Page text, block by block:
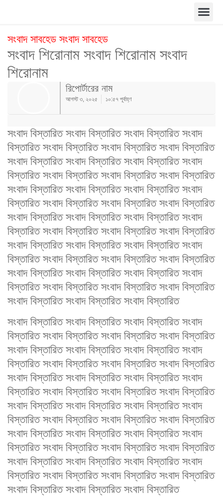
সংবাদ সাবহেড সংবাদ সাবহেড
সংবাদ শিরোনাম সংবাদ শিরোনাম সংবাদ
শিরোনাম
রিপোর্টারের নাম
আগস্ট ৩, ২০২৫ ১০:৫৭ পূর্বাহ্ণ
সংবাদ বিস্তারিত সংবাদ বিস্তারিত সংবাদ বিস্তারিত সংবাদ
বিস্তারিত সংবাদ বিস্তারিত সংবাদ বিস্তারিত সংবাদ বিস্তারিত
সংবাদ বিস্তারিত সংবাদ বিস্তারিত সংবাদ বিস্তারিত সংবাদ
বিস্তারিত সংবাদ বিস্তারিত সংবাদ বিস্তারিত সংবাদ বিস্তারিত
সংবাদ বিস্তারিত সংবাদ বিস্তারিত সংবাদ বিস্তারিত সংবাদ
বিস্তারিত সংবাদ বিস্তারিত সংবাদ বিস্তারিত সংবাদ বিস্তারিত
সংবাদ বিস্তারিত সংবাদ বিস্তারিত সংবাদ বিস্তারিত সংবাদ
বিস্তারিত সংবাদ বিস্তারিত সংবাদ বিস্তারিত সংবাদ বিস্তারিত
সংবাদ বিস্তারিত সংবাদ বিস্তারিত সংবাদ বিস্তারিত সংবাদ
বিস্তারিত সংবাদ বিস্তারিত সংবাদ বিস্তারিত সংবাদ বিস্তারিত
সংবাদ বিস্তারিত সংবাদ বিস্তারিত সংবাদ বিস্তারিত সংবাদ
বিস্তারিত সংবাদ বিস্তারিত সংবাদ বিস্তারিত সংবাদ বিস্তারিত
সংবাদ বিস্তারিত সংবাদ বিস্তারিত সংবাদ বিস্তারিত
সংবাদ বিস্তারিত সংবাদ বিস্তারিত সংবাদ বিস্তারিত সংবাদ
বিস্তারিত সংবাদ বিস্তারিত সংবাদ বিস্তারিত সংবাদ বিস্তারিত
সংবাদ বিস্তারিত সংবাদ বিস্তারিত সংবাদ বিস্তারিত সংবাদ
বিস্তারিত সংবাদ বিস্তারিত সংবাদ বিস্তারিত সংবাদ বিস্তারিত
সংবাদ বিস্তারিত সংবাদ বিস্তারিত সংবাদ বিস্তারিত সংবাদ
বিস্তারিত সংবাদ বিস্তারিত সংবাদ বিস্তারিত সংবাদ বিস্তারিত
সংবাদ বিস্তারিত সংবাদ বিস্তারিত সংবাদ বিস্তারিত সংবাদ
বিস্তারিত সংবাদ বিস্তারিত সংবাদ বিস্তারিত সংবাদ বিস্তারিত
সংবাদ বিস্তারিত সংবাদ বিস্তারিত সংবাদ বিস্তারিত সংবাদ
বিস্তারিত সংবাদ বিস্তারিত সংবাদ বিস্তারিত সংবাদ বিস্তারিত
সংবাদ বিস্তারিত সংবাদ বিস্তারিত সংবাদ বিস্তারিত সংবাদ
বিস্তারিত সংবাদ বিস্তারিত সংবাদ বিস্তারিত সংবাদ বিস্তারিত
সংবাদ বিস্তারিত সংবাদ বিস্তারিত সংবাদ বিস্তারিত